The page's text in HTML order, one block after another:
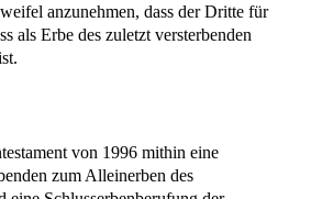
anzunehmen, dass der Dritte für
als Erbe des zuletzt versterbenden
von 1996 mithin eine
zum Alleinerben des